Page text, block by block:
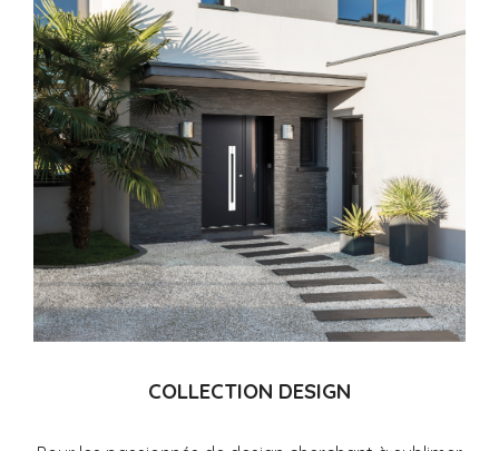
COLLECTION DESIGN